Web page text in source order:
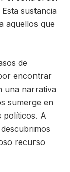
sustancia
aquellos que
de
encontrar
una narrativa
sumerge en
A
recurso